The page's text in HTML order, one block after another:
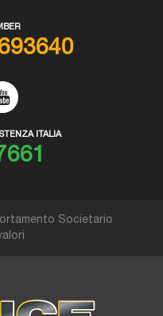
ITALIA
Societario